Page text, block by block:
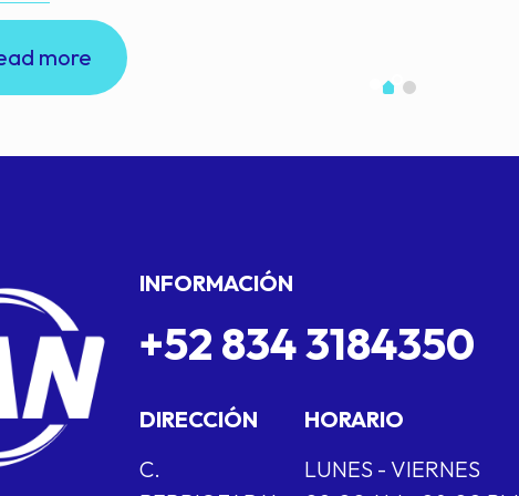
more
INFORMACIÓN
+52 834 3184350
DIRECCIÓN
C.
HORARIO
LUNES - VIERNES